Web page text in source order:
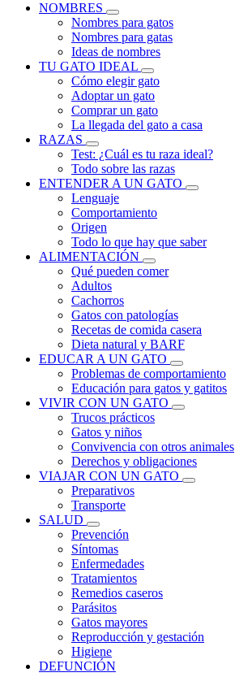
NOMBRES
Nombres para gatos
Nombres para gatas
Ideas de nombres
TU GATO IDEAL
Cómo elegir gato
Adoptar un gato
Comprar un gato
La llegada del gato a casa
RAZAS
Test: ¿Cuál es tu raza ideal?
Todo sobre las razas
ENTENDER A UN GATO
Lenguaje
Comportamiento
Origen
Todo lo que hay que saber
ALIMENTACIÓN
Qué pueden comer
Adultos
Cachorros
Gatos con patologías
Recetas de comida casera
Dieta natural y BARF
EDUCAR A UN GATO
Problemas de comportamiento
Educación para gatos y gatitos
VIVIR CON UN GATO
Trucos prácticos
Gatos y niños
Convivencia con otros animales
Derechos y obligaciones
VIAJAR CON UN GATO
Preparativos
Transporte
SALUD
Prevención
Síntomas
Enfermedades
Tratamientos
Remedios caseros
Parásitos
Gatos mayores
Reproducción y gestación
Higiene
DEFUNCIÓN